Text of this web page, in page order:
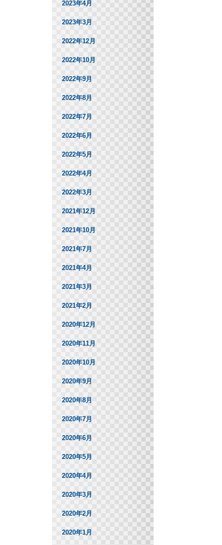
2023年4月
2023年3月
2022年12月
2022年10月
2022年9月
2022年8月
2022年7月
2022年6月
2022年5月
2022年4月
2022年3月
2021年12月
2021年10月
2021年7月
2021年4月
2021年3月
2021年2月
2020年12月
2020年11月
2020年10月
2020年9月
2020年8月
2020年7月
2020年6月
2020年5月
2020年4月
2020年3月
2020年2月
2020年1月